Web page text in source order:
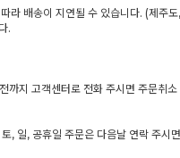
라 배송이 지연될 수 있습니다. (제주
.
까지 고객센터로 전화 주시면 주문취
토, 일, 공휴일 주문은 다음날 연락 주시